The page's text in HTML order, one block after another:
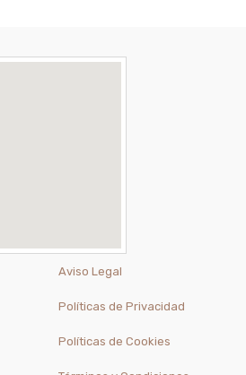
Aviso Legal
Políticas de Privacidad
Políticas de Cookies